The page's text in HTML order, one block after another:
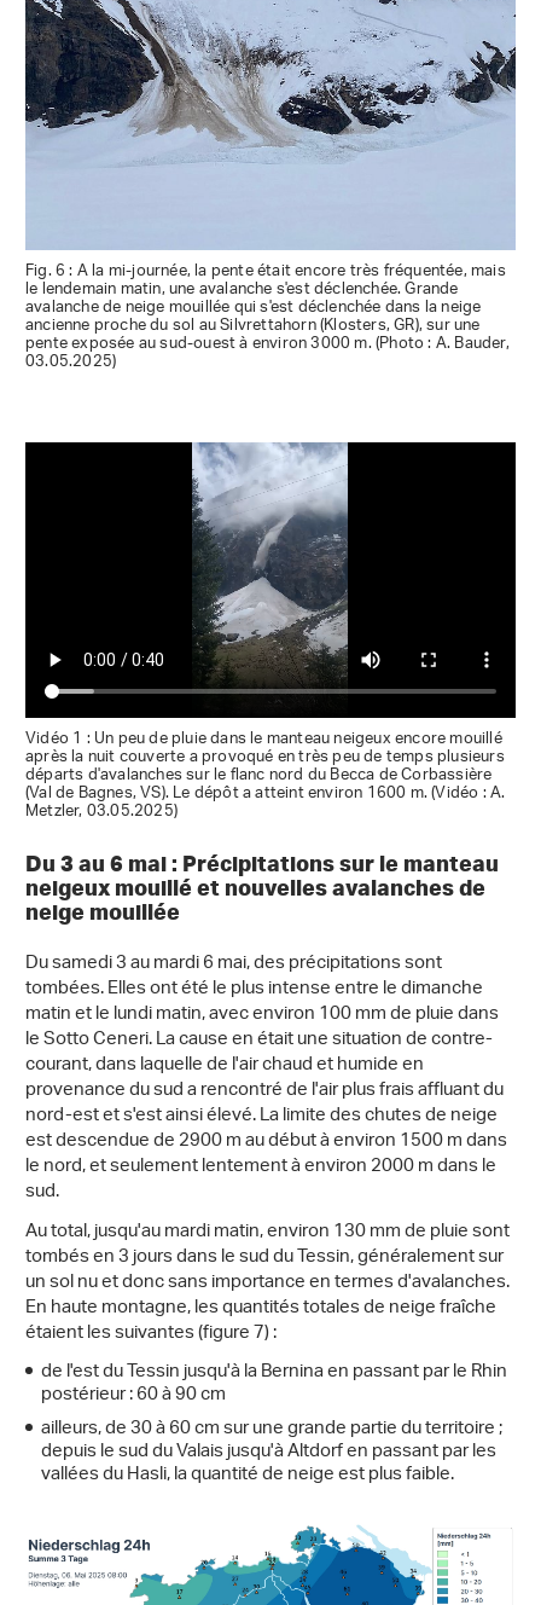
Fig. 6 : A la mi-journée, la pente était encore très fréquentée, mais
le lendemain matin, une avalanche s'est déclenchée. Grande
avalanche de neige mouillée qui s'est déclenchée dans la neige
ancienne proche du sol au Silvrettahorn (Klosters, GR), sur une
pente exposée au sud-ouest à environ 3000 m. (Photo : A. Bauder,
03.05.2025)
Vidéo 1 : Un peu de pluie dans le manteau neigeux encore mouillé
après la nuit couverte a provoqué en très peu de temps plusieurs
départs d'avalanches sur le flanc nord du Becca de Corbassière
(Val de Bagnes, VS). Le dépôt a atteint environ 1600 m. (Vidéo : A.
Metzler, 03.05.2025)
Du 3 au 6 mai : Précipitations sur le manteau
neigeux mouillé et nouvelles avalanches de
neige mouillée
Du samedi 3 au mardi 6 mai, des précipitations sont
tombées. Elles ont été le plus intense entre le dimanche
matin et le lundi matin, avec environ 100 mm de pluie dans
le Sotto Ceneri. La cause en était une situation de contre-
courant, dans laquelle de l'air chaud et humide en
provenance du sud a rencontré de l'air plus frais affluant du
nord-est et s'est ainsi élevé. La limite des chutes de neige
est descendue de 2900 m au début à environ 1500 m dans
le nord, et seulement lentement à environ 2000 m dans le
sud.
Au total, jusqu'au mardi matin, environ 130 mm de pluie sont
tombés en 3 jours dans le sud du Tessin, généralement sur
un sol nu et donc sans importance en termes d'avalanches.
En haute montagne, les quantités totales de neige fraîche
étaient les suivantes (figure 7) :
de l'est du Tessin jusqu'à la Bernina en passant par le Rhin
postérieur : 60 à 90 cm
ailleurs, de 30 à 60 cm sur une grande partie du territoire ;
depuis le sud du Valais jusqu'à Altdorf en passant par les
vallées du Hasli, la quantité de neige est plus faible.